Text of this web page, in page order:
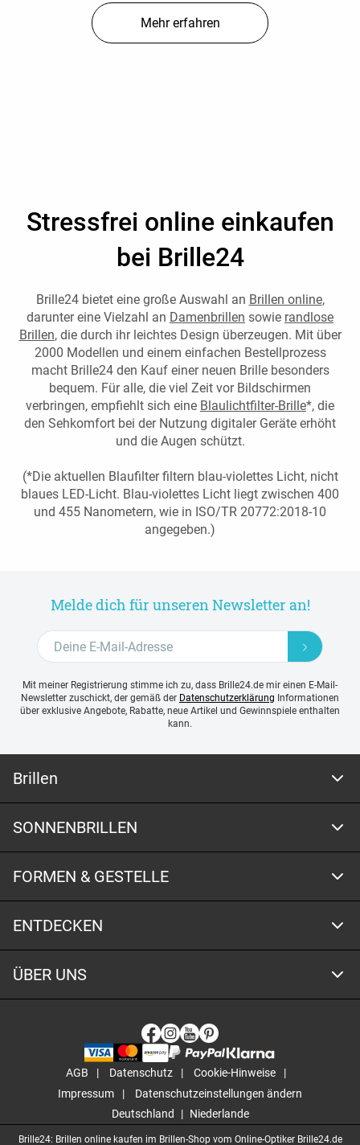
Mehr erfahren
Stressfrei online einkaufen
bei Brille24
Brille24 bietet eine große Auswahl an Brillen online,
darunter eine Vielzahl an Damenbrillen sowie randlose
Brillen, die durch ihr leichtes Design überzeugen. Mit über
2000 Modellen und einem einfachen Bestellprozess
macht Brille24 den Kauf einer neuen Brille besonders
bequem. Für alle, die viel Zeit vor Bildschirmen
verbringen, empfiehlt sich eine Blaulichtfilter-Brille*, die
den Sehkomfort bei der Nutzung digitaler Geräte erhöht
und die Augen schützt.
(*Die aktuellen Blaufilter filtern blau-violettes Licht, nicht
blaues LED-Licht. Blau-violettes Licht liegt zwischen 400
und 455 Nanometern, wie in ISO/TR 20772:2018-10
angegeben.)
Melde dich für unseren Newsletter an!
Mit meiner Registrierung stimme ich zu, dass Brille24.de mir einen E-Mail-
Newsletter zuschickt, der gemäß der Datenschutzerklärung Informationen
über exklusive Angebote, Rabatte, neue Artikel und Gewinnspiele enthalten
kann.
Brillen
SONNENBRILLEN
FORMEN & GESTELLE
ENTDECKEN
ÜBER UNS
AGB Datenschutz
Cookie-Hinweise
Impressum
Datenschutzeinstellungen ändern
Deutschland
Niederlande
Brille24: Brillen online kaufen im Brillen-Shop vom Online-Optiker Brille24.de